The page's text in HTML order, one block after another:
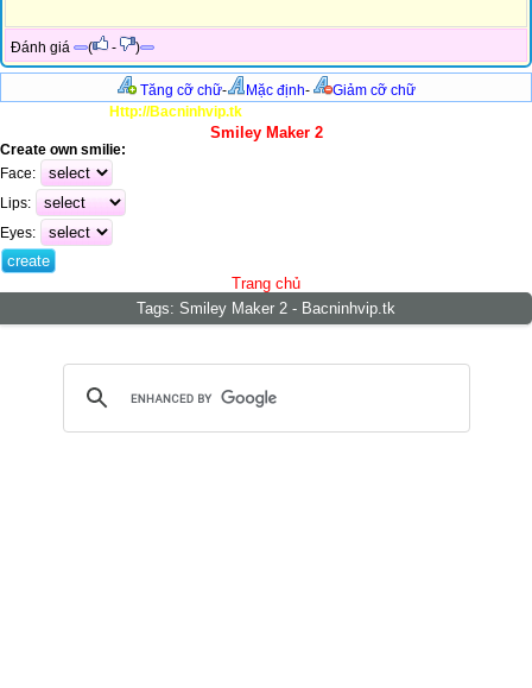
Đánh giá ( - )
Tăng cỡ chữ- Mặc định-
Giảm cỡ chữ
Http://Bacninhvip.tk
Smiley Maker 2
Create own smilie:
Face:
Lips:
Eyes:
Trang chủ
Tags: Smiley Maker 2 - Bacninhvip.tk